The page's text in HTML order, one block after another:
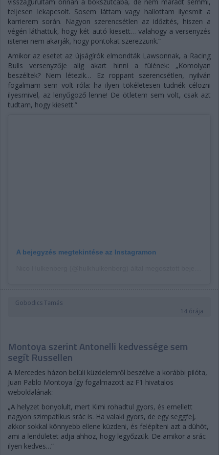
teljesen lekapcsolt. Sosem láttam vagy hallottam ilyesmit a
karrierem során. Nagyon szerencsétlen az időzítés, hiszen a
végén láthattuk, hogy két autó kiesett… valahogy a versenyzés
istenei nem akarják, hogy pontokat szerezzünk.”
Amikor az esetet az újságírók elmondták Lawsonnak, a Racing
Bulls versenyzője alig akart hinni a fülének: „Komolyan
beszéltek? Nem létezik… Ez roppant szerencsétlen, nyilván
fogalmam sem volt róla: ha ilyen tökéletesen tudnék célozni
ilyesmivel, az lenyűgöző lenne! De ötletem sem volt, csak azt
tudtam, hogy kiesett.”
A bejegyzés megtekintése az Instagramon
Gobodics Tamás
14 órája
Montoya szerint Antonelli kedvessége sem
segít Russellen
A Mercedes házon belüli küzdelemről beszélve a korábbi pilóta,
Juan Pablo Montoya így fogalmazott az F1 hivatalos
weboldalának:
„A helyzet bonyolult, mert Kimi rohadtul gyors, és emellett
nagyon szimpatikus srác is. Ha valaki gyors, de egy seggfej,
akkor sokkal könnyebb ellene küzdeni, és felépíteni azt a dühöt,
ami a lendületet adja ahhoz, hogy legyőzzük. De amikor a srác
ilyen kedves…”